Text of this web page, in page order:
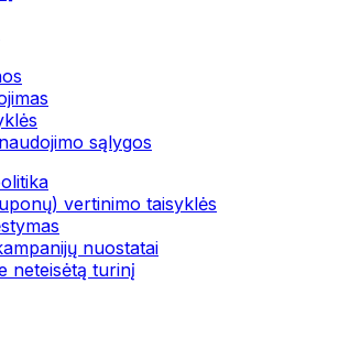
sąlygos
vertinimo taisyklės
nuostatai
neteisėtą turinį